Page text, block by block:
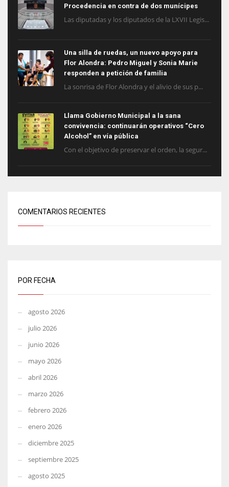
Procedencia en contra de dos munícipes
Las diputadas y los diputados de la LXVII Legis...
Una silla de ruedas, un nuevo apoyo para
Flor Alondra: Pedro Miguel y Sonia Marie
responden a petición de familia
La sonrisa de Flor Alondra y el alivio de sus p...
Llama Gobierno Municipal a la sana
convivencia: continuarán operativos “Cero
Alcohol” en vía pública
Con el objetivo de preservar el orden, la segur...
COMENTARIOS RECIENTES
POR FECHA
agosto 2026
julio 2026
junio 2026
mayo 2026
abril 2026
marzo 2026
febrero 2026
enero 2026
diciembre 2025
septiembre 2025
agosto 2025